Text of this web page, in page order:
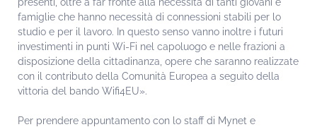
famiglie che hanno necessità di connessioni stabili per lo
studio e per il lavoro. In questo senso vanno inoltre i futuri
investimenti in punti Wi-Fi nel capoluogo e nelle frazioni a
disposizione della cittadinanza, opere che saranno realizzate
con il contributo della Comunità Europea a seguito della
vittoria del bando Wifi4EU».
Per prendere appuntamento con lo staff di Mynet e